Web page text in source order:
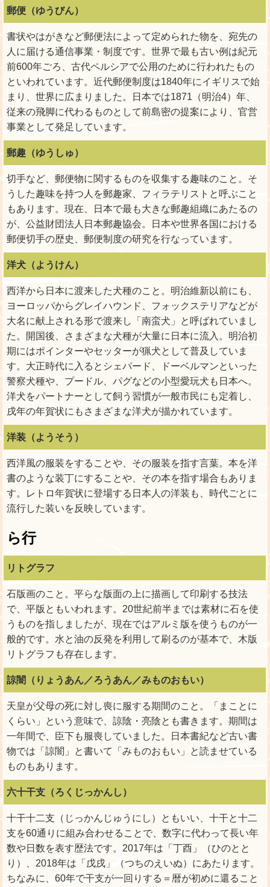
郵便（ゆうびん）
書状やはがきなど郵便法によって定められた物を、宛先の
人に届ける通信事業・制度です。世界で最も古い例は紀元
前600年ごろ、古代ペルシアで公用のために行われたもの
といわれています。近代郵便制度は1840年にイギリスで始
まり、世界に広まりました。日本では1871（明治4）年、
従来の飛脚に代わるものとして前島密の提案により、官営
事業として発足しています。
郵趣（ゆうしゅ）
切手など、郵便物に関するものを収集する趣味のこと。そ
うした趣味を持つ人を郵趣家、フィラテリストと呼ぶこと
もあります。現在、日本で最も大きな郵趣組織にあたるの
が、公益財団法人日本郵趣協会。日本や世界各国における
郵便切手の歴史、郵便制度の研究を行なっています。
洋犬（ようけん）
西洋から日本に渡来した犬種のこと。明治維新以前にも、
ヨーロッパからグレイハウンド、フォックステリアなどが
大名に献上される形で渡来し「南蛮犬」と呼ばれていまし
た。開国後、さまざまな犬種が大量に日本に流入。明治初
期にはポインターやセッターが猟犬として普及していま
す。大正時代に入るとシェパード、ドーベルマンといった
警察犬種や、プードル、パグなどの小型愛玩犬も日本へ。
洋犬をパートナーとして飼う習慣が一般市民にも定着し、
戌年の年賀状にもさまざまな洋犬が描かれています。
洋装（ようそう）
西洋風の服装をすることや、その服装を指す言葉。本を洋
書のような装丁にすることや、その本を指す場合もありま
す。レトロ年賀状に登場する日本人の洋装も、時代ごとに
流行した装いを反映しています。
ら行
リトグラフ
石版画のこと。平らな版面の上に描画して印刷する技法
で、平版ともいわれます。20世紀前半までは素材に石を使
うものを指しましたが、現在ではアルミ版を使うものが一
般的です。水と油の反発を利用して刷るのが基本で、木版
リトグラフも存在します。
諒闇（りょうあん／ろうあん／みものおもい）
天皇が父母の死に対し喪に服する期間のこと。「まことに
くらい」という意味で、諒陰・亮陰とも書きます。期間は
一年間で、臣下も服喪していました。日本書紀など古い書
物では「諒闇」と書いて「みものおもい」と読ませている
ものもあります。
六十干支（ろくじっかんし）
十干十二支（じっかんじゅうにし）ともいい、十干と十二
支を60通りに組み合わせることで、数字に代わって長い年
数や日数を表す歴法です。2017年は「丁酉」（ひのとと
り）、2018年は「戊戌」（つちのえいぬ）にあたります。
ちなみに、60年で干支が一回りする＝暦が初めに還ること